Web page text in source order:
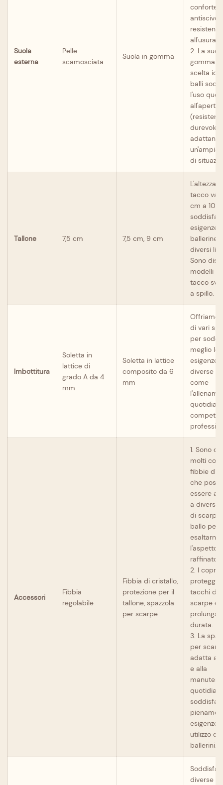
Suola
esterna
Pelle
scamosciata
Suola in gomma
resistente
all'usura.
2. La
gomma è
scelta
balli
l'uso
all'aperto
durevole),
un'ampia
di
Tallone 7,5 cm 7,5 cm, 9 cm
L'altezza
tacco
cm a 10
esigenze
ballerine
diversi
Sono
modelli
tacco
a spillo.
Imbottitura
Soletta in
lattice di
grado A da 4
mm
Soletta in lattice
composito da 6
mm
Offriamo
di vari
per
meglio le
esigenze
diverse
come
Accessori
Fibbia
regolabile
Fibbia di cristallo,
protezione per il
tallone, spazzola
per scarpe
1. Sono
molti
fibbie di
che
essere
a diverse
di scarpe
ballo per
esaltarne
l'aspetto
raffinato.
2. I
tacchi
scarpe e
durata.
3. La
per
adatta
e alla
esigenze
utilizzo e
ballerini.
Soddisfa
diverse